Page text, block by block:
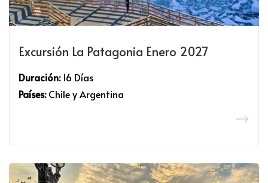
Excursión La Patagonia Enero 2027
Duración:16 Días
Países:Chile y Argentina